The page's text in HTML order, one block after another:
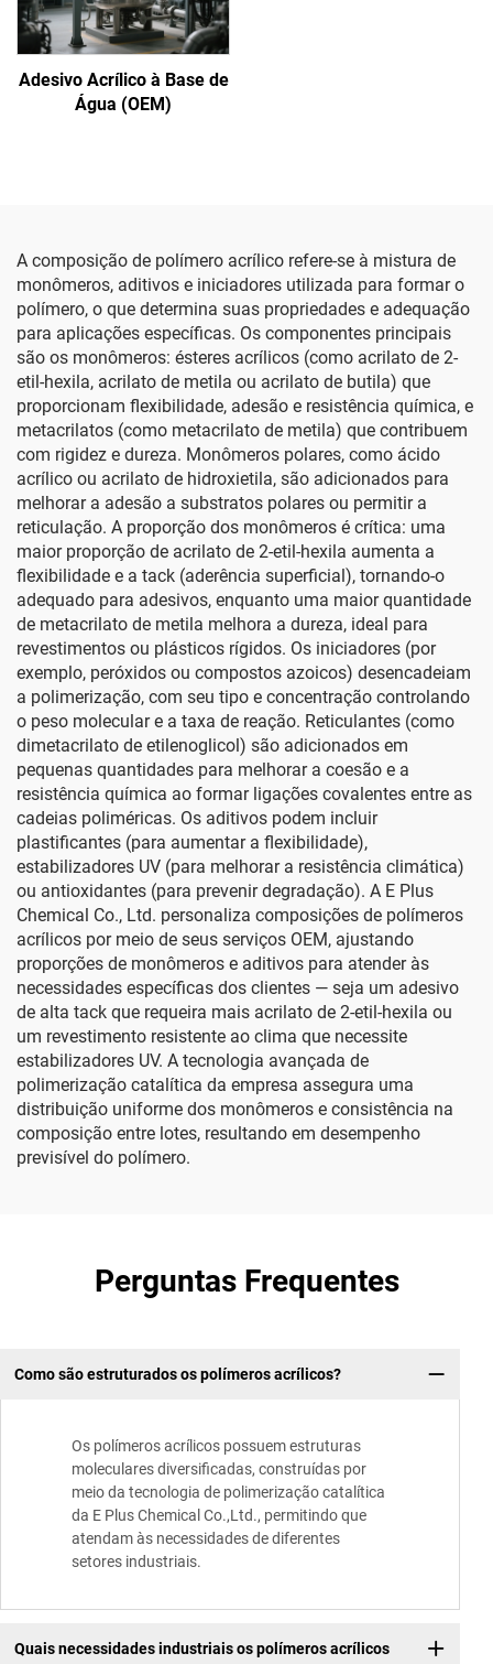
Adesivo Acrílico à Base de
Água (OEM)
A composição de polímero acrílico refere-se à mistura de
monômeros, aditivos e iniciadores utilizada para formar o
polímero, o que determina suas propriedades e adequação
para aplicações específicas. Os componentes principais
são os monômeros: ésteres acrílicos (como acrilato de 2-
etil-hexila, acrilato de metila ou acrilato de butila) que
proporcionam flexibilidade, adesão e resistência química, e
metacrilatos (como metacrilato de metila) que contribuem
com rigidez e dureza. Monômeros polares, como ácido
acrílico ou acrilato de hidroxietila, são adicionados para
melhorar a adesão a substratos polares ou permitir a
reticulação. A proporção dos monômeros é crítica: uma
maior proporção de acrilato de 2-etil-hexila aumenta a
flexibilidade e a tack (aderência superficial), tornando-o
adequado para adesivos, enquanto uma maior quantidade
de metacrilato de metila melhora a dureza, ideal para
revestimentos ou plásticos rígidos. Os iniciadores (por
exemplo, peróxidos ou compostos azoicos) desencadeiam
a polimerização, com seu tipo e concentração controlando
o peso molecular e a taxa de reação. Reticulantes (como
dimetacrilato de etilenoglicol) são adicionados em
pequenas quantidades para melhorar a coesão e a
resistência química ao formar ligações covalentes entre as
cadeias poliméricas. Os aditivos podem incluir
plastificantes (para aumentar a flexibilidade),
estabilizadores UV (para melhorar a resistência climática)
ou antioxidantes (para prevenir degradação). A E Plus
Chemical Co., Ltd. personaliza composições de polímeros
acrílicos por meio de seus serviços OEM, ajustando
proporções de monômeros e aditivos para atender às
necessidades específicas dos clientes — seja um adesivo
de alta tack que requeira mais acrilato de 2-etil-hexila ou
um revestimento resistente ao clima que necessite
estabilizadores UV. A tecnologia avançada de
polimerização catalítica da empresa assegura uma
distribuição uniforme dos monômeros e consistência na
composição entre lotes, resultando em desempenho
previsível do polímero.
Perguntas Frequentes
Como são estruturados os polímeros acrílicos?
Os polímeros acrílicos possuem estruturas
moleculares diversificadas, construídas por
meio da tecnologia de polimerização catalítica
da E Plus Chemical Co.,Ltd., permitindo que
atendam às necessidades de diferentes
setores industriais.
Quais necessidades industriais os polímeros acrílicos